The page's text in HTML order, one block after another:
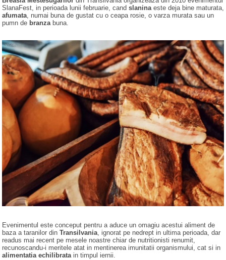
SlanaFest, in perioada lunii februarie, cand slanina este deja bine maturata,
afumata , numai buna de gustat cu o ceapa rosie, o varza murata sau un
pumn de branza buna.
Evenimentul este conceput pentru a aduce un omagiu acestui aliment de
baza a taranilor din Transilvania , ignorat pe nedrept in ultima perioada, dar
readus mai recent pe mesele noastre chiar de nutritionisti renumit,
recunoscandu-i meritele atat in mentinerea imunitatii organismului, cat si in
alimentatia echilibrata in timpul iernii.